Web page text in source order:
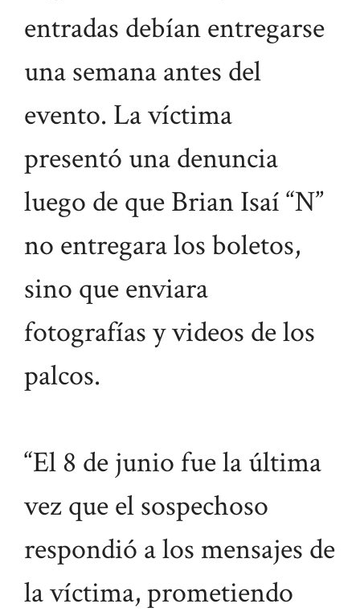
entradas debían entregarse
una semana antes del
evento. La víctima
presentó una denuncia
luego de que Brian Isaí “N”
no entregara los boletos,
sino que enviara
fotografías y videos de los
palcos.
“El 8 de junio fue la última
vez que el sospechoso
respondió a los mensajes de
la víctima, prometiendo